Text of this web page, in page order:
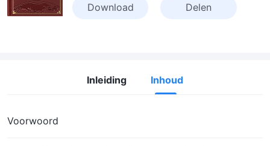
Download Delen
Inleiding Inhoud
Voorwoord